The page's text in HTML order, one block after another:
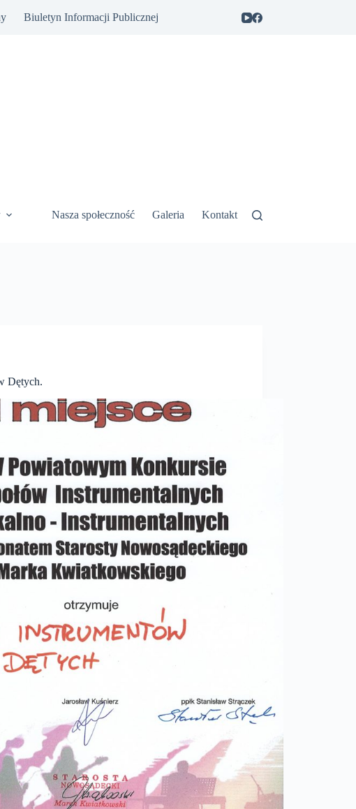
Biuletyn Informacji Publicznej
Nasza społeczność Galeria Kontakt
Dętych.